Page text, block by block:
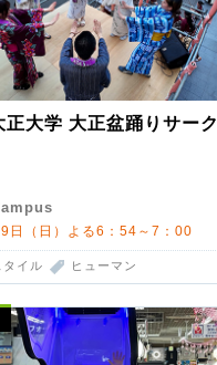
大学 大正盆踊りサーク
日（日）よる6：54～7：00
タイル ヒューマン